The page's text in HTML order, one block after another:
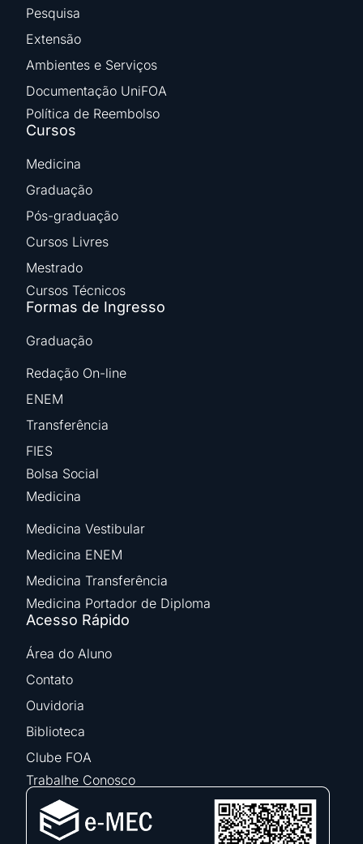
Pesquisa
Extensão
Ambientes e Serviços
Documentação UniFOA
Política de Reembolso
Cursos
Medicina
Graduação
Pós-graduação
Cursos Livres
Mestrado
Cursos Técnicos
Formas de Ingresso
Graduação
Redação On-line
ENEM
Transferência
FIES
Bolsa Social
Medicina
Medicina Vestibular
Medicina ENEM
Medicina Transferência
Medicina Portador de Diploma
Acesso Rápido
Área do Aluno
Contato
Ouvidoria
Biblioteca
Clube FOA
Trabalhe Conosco